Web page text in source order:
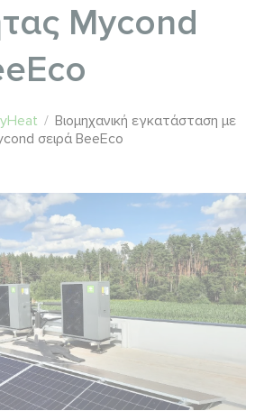
Mycond
/ Βιομηχανική εγκατάσταση με
σειρά BeeEco